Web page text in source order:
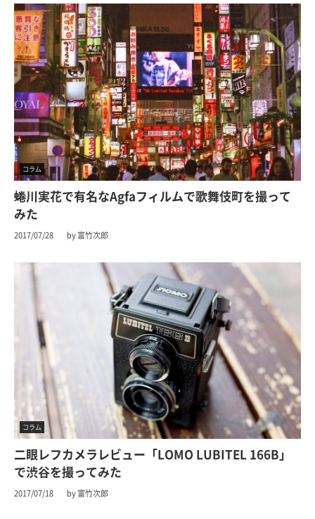
コラム
蜷川実花で有名なAgfaフィルムで歌舞伎町を撮って
みた
2017/07/28 by 富竹次郎
コラム
二眼レフカメラレビュー「LOMO LUBITEL 166B」
で渋谷を撮ってみた
2017/07/18 by 富竹次郎